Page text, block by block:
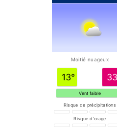
Moitié nuageux
13°
Vent faible
Risque de précipitations
Risque d'orage